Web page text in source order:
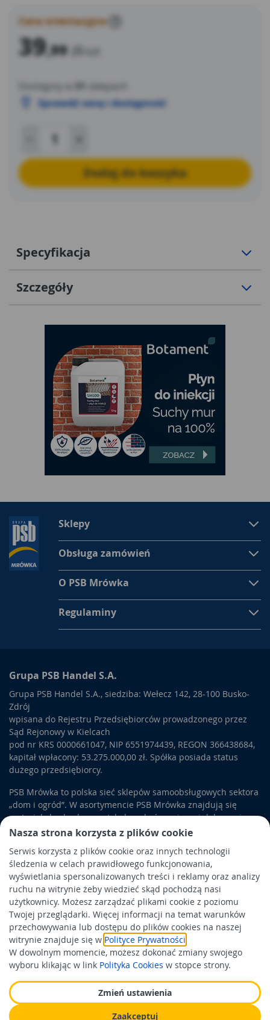
Nasza strona korzysta z plików cookie
Serwis korzysta z plików cookie oraz innych technologii
śledzenia w celach prawidłowego funkcjonowania,
wyświetlania spersonalizowanych treści i reklamy oraz analizy
ruchu na witrynie żeby wiedzieć skąd pochodzą nasi
użytkownicy. Możesz zarządzać plikami cookie z poziomu
Twojej przeglądarki. Więcej informacji na temat warunków
przechowywania lub dostępu do plików cookies na naszej
witrynie znajduje się w Polityce Prywatności
W dowolnym momencie, możesz dokonać zmiany swojego
wyboru klikając w link Polityka Cookies w stopce strony.
Zmień ustawienia
Zaakceptuj
przetarć, punktowych uszkodzeń oraz zabrudzeń
powstających od spodu basenu podczas sezonowego
użytkowania.
Cena orientacyjna
39,99 zł
Dostępny w
sklepach
Sprawdź cenę i dostępność
Dodaj do koszyka
Specyfikacja
Szczegóły
Sklepy
Obsługa zamówień
O PSB Mrówka
Regulaminy
Grupa PSB Handel S.A.
Grupa PSB Handel S.A., siedziba: Wełecz 142, 28-100 Busko-
Zdrój
wpisana do Rejestru Przedsiębiorców prowadzonego przez
Sąd Rejonowy w Kielcach
pod nr KRS 0000661047, NIP 6551974439, REGON 366438684,
kapitał wpłacony: 53.275.000,00 zł. Spółka posiada status
dużego przedsiębiorcy.
PSB Mrówka to polska sieć sklepów samoobsługowych sektora
„dom i ogród”. W asortymencie PSB Mrówka znajdują się
materiały budowlane, artykuły wykończeniowe i dekoracyjne,
wyposażenie łazienek i kuchni, elektronarzędzia, a także
artykuły związane z ogrodem i otoczeniem domu.
Obowiązek informacyjny
Polityka prywatności
Polityka Cookies
Odbiór zużytego sprzętu
Wspierają nas: